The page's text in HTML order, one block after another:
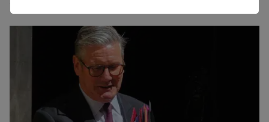
Färre migranter på USA:s arbetsmarknad